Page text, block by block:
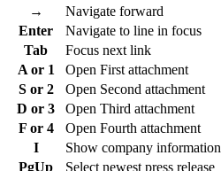
→
Navigate forward
Enter
Navigate to line in focus
Tab
Focus next link
A or 1
Open First attachment
S or 2
Open Second attachment
D or 3
Open Third attachment
F or 4
Open Fourth attachment
I
Show company information
PgUp
Select newest press release